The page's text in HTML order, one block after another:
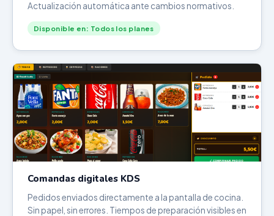
Actualización automática ante cambios normativos.
Disponible en: Todos los planes
Comandas digitales KDS
Pedidos enviados directamente a la pantalla de cocina.
Sin papel, sin errores. Tiempos de preparación visibles en